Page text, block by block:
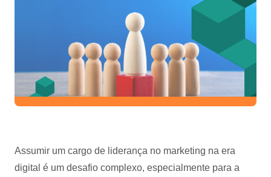
Assumir um cargo de liderança no marketing na era
digital é um desafio complexo, especialmente para a